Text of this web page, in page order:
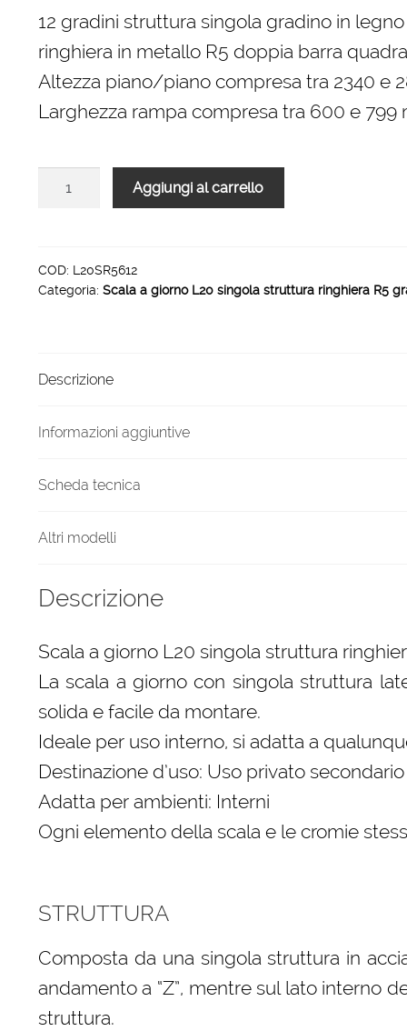
originale
era:
3.792,00 €.
attuale
è:
2.462,00 €.
12 gradini struttura singola gradino in legno
ringhiera in metallo R5 doppia barra
Altezza piano/piano compresa tra 2340 e
Larghezza rampa compresa tra 600 e 799
struttura
ringhiera
800
quantità
Aggiungi al carrello
COD: L20SR5612
Categoria: Scala a giorno L20 singola struttura ringhiera R5
Descrizione
Informazioni aggiuntive
Scheda tecnica
Altri modelli
Descrizione
Scala a giorno L20 singola struttura
La scala a giorno con singola struttura
solida e facile da montare.
Ideale per uso interno, si adatta a
Destinazione d’uso: Uso privato secondario
Adatta per ambienti: Interni
Ogni elemento della scala e le cromie
STRUTTURA
Composta da una singola struttura in
andamento a “Z”, mentre sul lato interno
struttura.